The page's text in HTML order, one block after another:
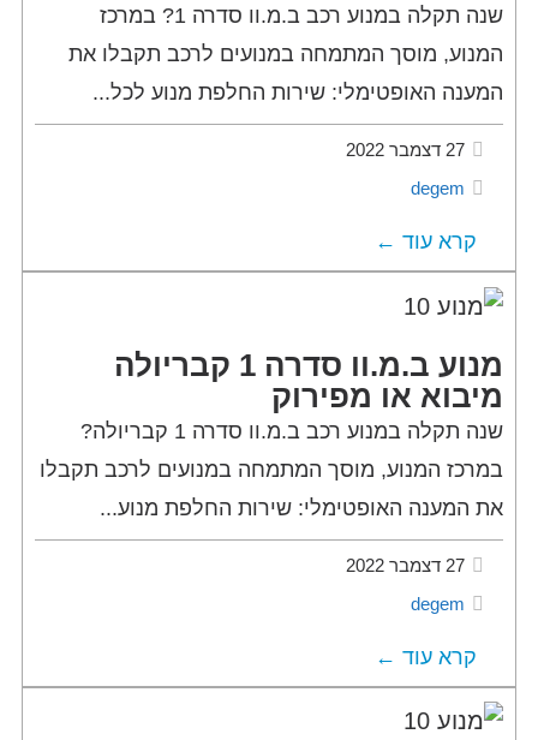
שנה תקלה במנוע רכב ב.מ.וו סדרה 1? במרכז
המנוע, מוסך המתמחה במנועים לרכב תקבלו את
המענה האופטימלי: שירות החלפת מנוע לכל...
27 דצמבר 2022
degem
קרא עוד ←
מנוע ב.מ.וו סדרה 1 קבריולה
מיבוא או מפירוק
שנה תקלה במנוע רכב ב.מ.וו סדרה 1 קבריולה?
במרכז המנוע, מוסך המתמחה במנועים לרכב תקבלו
את המענה האופטימלי: שירות החלפת מנוע...
27 דצמבר 2022
degem
קרא עוד ←